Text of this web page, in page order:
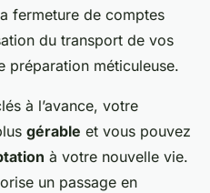
fermeture de comptes
du transport de vos
préparation méticuleuse.
à l’avance, votre
gérable et vous pouvez
à votre nouvelle vie.
un passage en